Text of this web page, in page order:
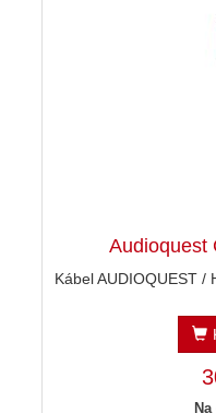
Audioquest
Kábel AUDIOQUEST /
Na